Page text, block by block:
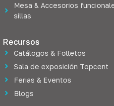
Mesa & Accesorios
sillas
Recursos
Catálogos & Folletos
Sala de exposición Topcent
Ferias & Eventos
Blogs